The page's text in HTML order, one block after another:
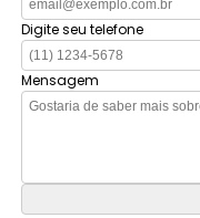
Digite seu telefone
Mensagem